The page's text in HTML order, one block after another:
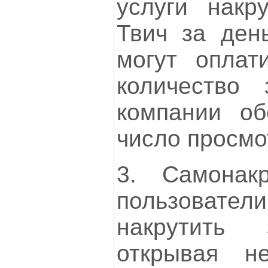
услуги
Твич за
могут
компании
число
3.
накрутить
открывая